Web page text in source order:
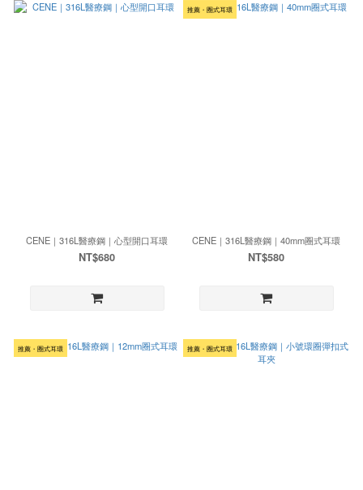
CENE｜316L醫療鋼｜心型開口耳環
NT$680
推薦・圈式耳環
CENE｜316L醫療鋼｜40mm圈式耳環
NT$580
推薦・圈式耳環 推薦・圈式耳環